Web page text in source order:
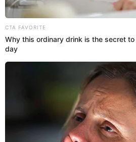
Mary Ann Antunez Cueva